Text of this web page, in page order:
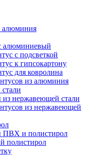
алюминия
алюминиевый
с подсветкой
к гипсокартону
для ковролина
из алюминия
нержавеющей стали
из нержавеющей
ПВХ и полистирол
полистирол